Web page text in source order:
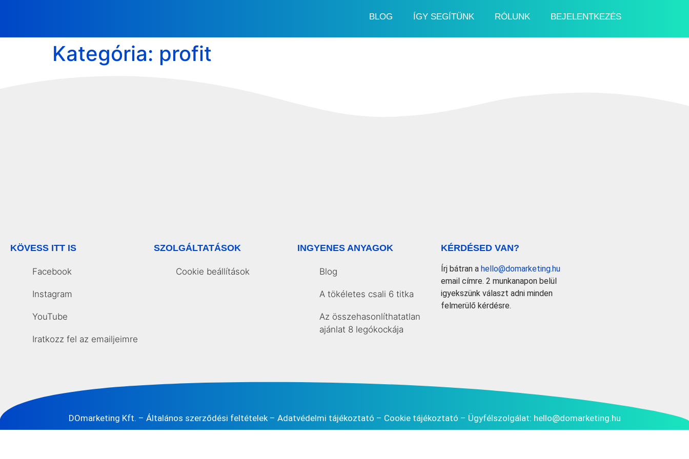
BLOG ÍGY SEGÍTÜNK RÓLUNK BEJELENTKEZÉS
Kategória: profit
KÖVESS ITT IS
Facebook
Instagram
YouTube
Iratkozz fel az emailjeimre
SZOLGÁLTATÁSOK
Cookie beállítások
INGYENES ANYAGOK
Blog
A tökéletes csali 6 titka
Az összehasonlíthatatlan
ajánlat 8 legókockája
KÉRDÉSED VAN?
Írj bátran a hello@domarketing.hu
email címre. 2 munkanapon belül
igyekszünk választ adni minden
felmerülő kérdésre.
DOmarketing Kft. – Általános szerződési feltételek– Adatvédelmi tájékoztató – Cookie tájékoztató – Ügyfélszolgálat: hello@domarketing.hu